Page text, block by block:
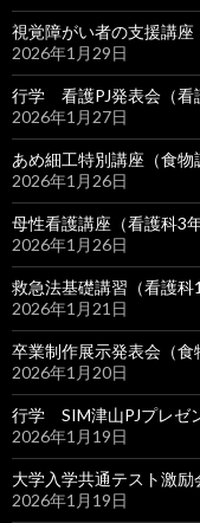
視覚障がい者の支援講座
2026年1月29日
行学 看護PJ発表会（看
2026年1月27日
あめ細工特別講座（食物
2026年1月26日
母性看護講座（看護科3年
2026年1月26日
救急法基礎講習（看護科1
2026年1月21日
卒業制作展示発表会（食
2026年1月20日
行学 SIM津山PJプレゼ
2026年1月19日
大学入学共通テスト激励
2026年1月19日